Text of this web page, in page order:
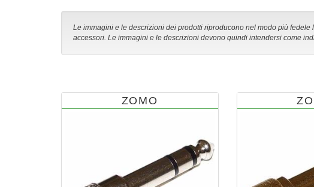
Le immagini e le descrizioni dei prodotti riproducono nel modo più
accessori. Le immagini e le descrizioni devono quindi intendersi come
ZOMO